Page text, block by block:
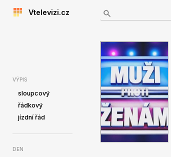
Vtelevizi.cz
VÝPIS
sloupcový
řádkový
jízdní řád
DEN